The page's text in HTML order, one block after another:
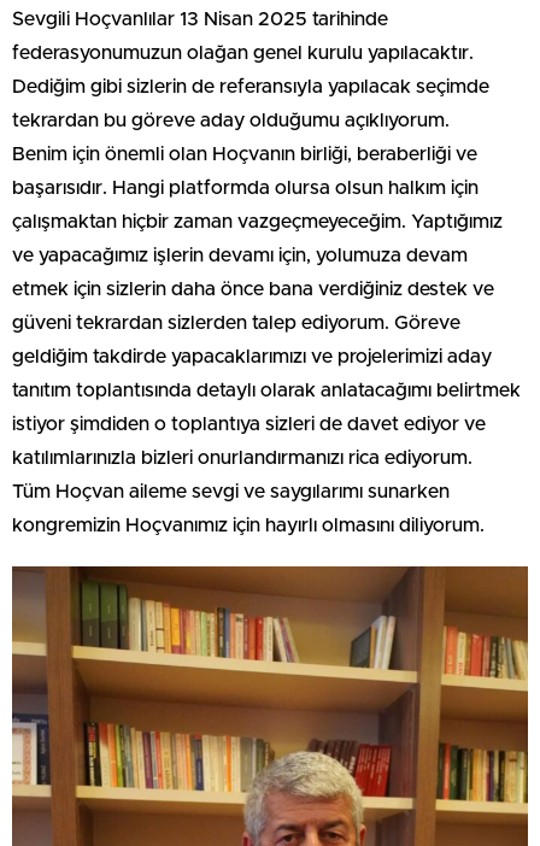
Sevgili Hoçvanlılar 13 Nisan 2025 tarihinde
federasyonumuzun olağan genel kurulu yapılacaktır.
Dediğim gibi sizlerin de referansıyla yapılacak seçimde
tekrardan bu göreve aday olduğumu açıklıyorum.
Benim için önemli olan Hoçvanın birliği, beraberliği ve
başarısıdır. Hangi platformda olursa olsun halkım için
çalışmaktan hiçbir zaman vazgeçmeyeceğim. Yaptığımız
ve yapacağımız işlerin devamı için, yolumuza devam
etmek için sizlerin daha önce bana verdiğiniz destek ve
güveni tekrardan sizlerden talep ediyorum. Göreve
geldiğim takdirde yapacaklarımızı ve projelerimizi aday
tanıtım toplantısında detaylı olarak anlatacağımı belirtmek
istiyor şimdiden o toplantıya sizleri de davet ediyor ve
katılımlarınızla bizleri onurlandırmanızı rica ediyorum.
Tüm Hoçvan aileme sevgi ve saygılarımı sunarken
kongremizin Hoçvanımız için hayırlı olmasını diliyorum.